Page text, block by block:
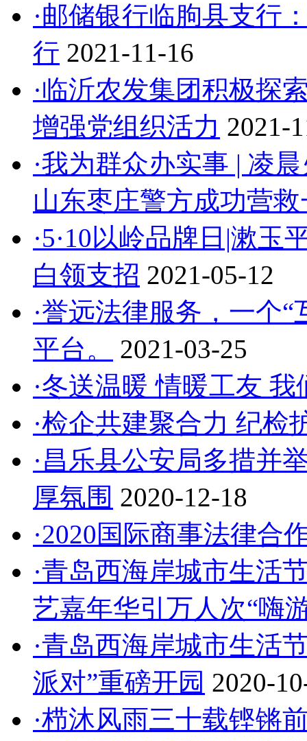
·邮储银行临朐县支行
行 2021-11-16
·临沂农发集团积极探
增强党组织活力 2021-
·我为群众办实事 | 凌
山东枣庄警方成功营
·5·10以岭品牌日|漱
白领支招 2021-05-12
·誉远法律服务，一个
平台。
2021-03-25
·冬送温暖 情暖工友
·检企共建聚合力 纪检
·昌乐县公安局多措并
厚氛围 2020-12-18
·2020国际商事法律合
·青岛西海岸城市生活
艺嘉年华引万人次“嗨
·青岛西海岸城市生活
派对”重磅开园 2020-
·栉沐风雨三十载铿